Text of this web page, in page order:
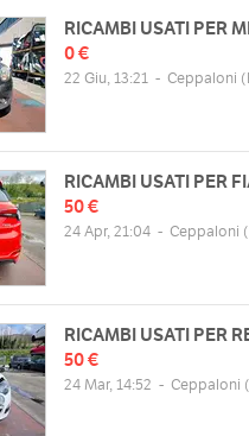
RICAMBI USATI PER
0 €
22 Giu, 13:21 - Ceppaloni
RICAMBI USATI PER
50 €
24 Apr, 21:04 - Ceppaloni
RICAMBI USATI PER
50 €
24 Mar, 14:52 - Ceppaloni